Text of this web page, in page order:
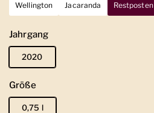
Wellington Jacaranda Restposten
Jahrgang
2020
Größe
0,75 l